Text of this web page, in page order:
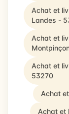
Achat et
Landes -
Achat et
Achat et
53270
Achat
Achat et